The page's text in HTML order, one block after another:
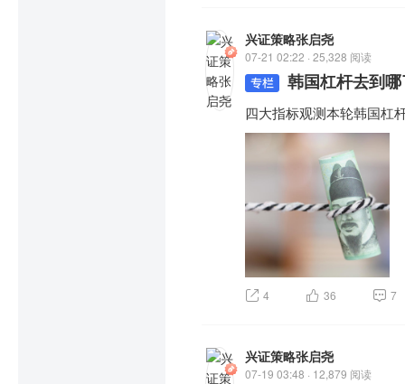
兴证策略张启尧
07-21 02:22 · 25,328 阅读
韩国杠杆去到
四大指标观测本轮韩国杠
4 36 7
兴证策略张启尧
07-19 03:48 · 12,879 阅读